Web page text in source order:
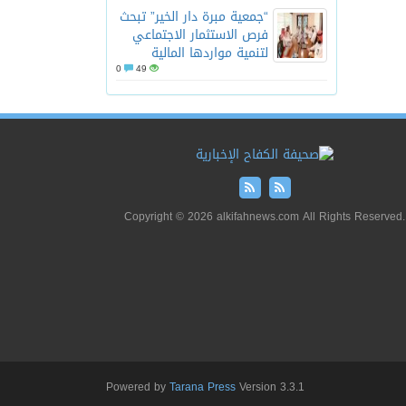
“جمعية مبرة دار الخير” تبحث
فرص الاستثمار الاجتماعي
لتنمية مواردها المالية
49
Copyright © 2026 alkifahnews.com All Rights Reserved.
Powered byTarana PressVersion 3.3.1